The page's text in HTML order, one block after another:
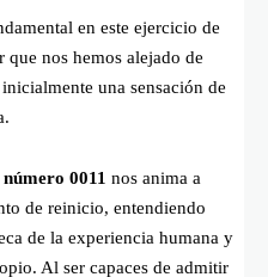
en este ejercicio de
nos hemos alejado de
una sensación de
0011 nos anima a
de reinicio, entendiendo
de la experiencia humana y
Al ser capaces de admitir